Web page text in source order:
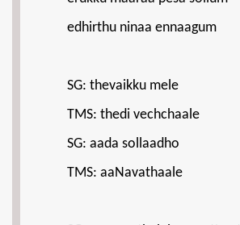
edhirthu ninaa ennaagum
SG: thevaikku mele
TMS: thedi vechchaale
SG: aada sollaadho
TMS: aaNavathaale